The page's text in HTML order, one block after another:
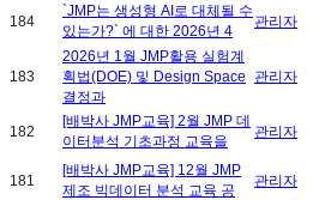
184
`JMP는 생성형 AI로 대체될 수
있는가?` 에 대한 2026년 4
관리자
183
2026년 1월 JMP활용 실험계
획법(DOE) 및 Design Space
결정과
관리자
182
[배박사 JMP교육] 2월 JMP 데
이터분석 기초과정 교육을
관리자
181
[배박사 JMP교육] 12월 JMP
제조 빅데이터 분석 교육 공
관리자